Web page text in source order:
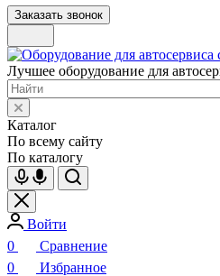
Заказать звонок
Лучшее оборудование для
Каталог
По всему сайту
По каталогу
Войти
0
Сравнение
0
Избранное